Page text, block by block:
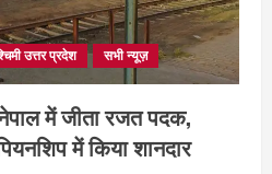
उत्तर प्रदेश सभी न्यूज़
में जीता रजत पदक,
में किया शानदार